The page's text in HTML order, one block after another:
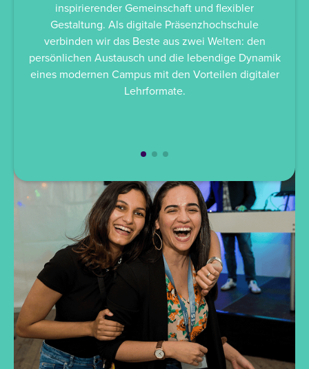
inspirierender Gemeinschaft und flexibler
Gestaltung. Als digitale Präsenzhochschule
verbinden wir das Beste aus zwei Welten: den
persönlichen Austausch und die lebendige Dynamik
eines modernen Campus mit den Vorteilen digitaler
Lehrformate.